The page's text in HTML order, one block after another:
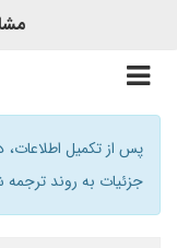
Toggle
navigation
پس از تکمیل اطلاعات،
جزئیات به روند ترجمه